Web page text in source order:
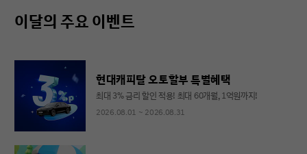
이달의 주요 이벤트
현대캐피탈 오토할부 특별혜택
최대 3% 금리 할인 적용! 최대 60개월, 1억원까지!
2026.08.01 ~ 2026.08.31